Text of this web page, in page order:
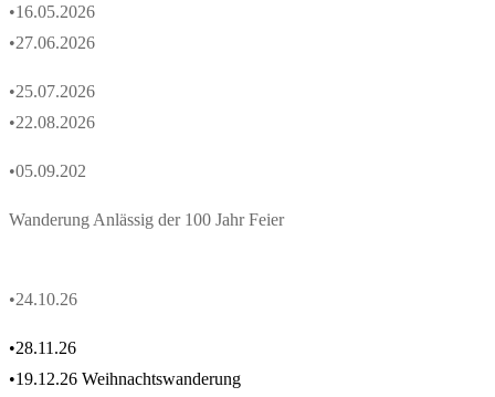
•16.05.2026
•27.06.2026
•25.07.2026
•22.08.2026
•05.09.202
Wanderung Anlässig der 100 Jahr Feier
•24.10.26
•28.11.26
•19.12.26 Weihnachtswanderung